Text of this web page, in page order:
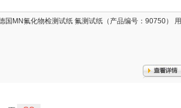
国MN氟化物检测试纸 氟测试纸（产品编号：90750） 用